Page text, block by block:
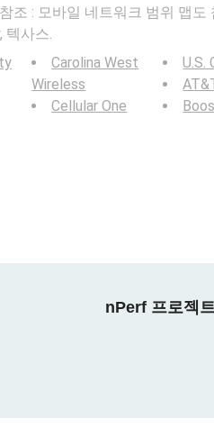
조 : 모바일 네트워크 범위 맵도
텍사스.
Carolina West
Wireless
Cellular One
U.S.
nPerf 프로젝